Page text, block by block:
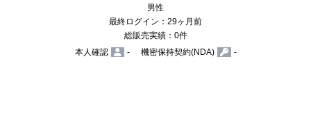
男性
最終ログイン：29ヶ月前
総販売実績：0件
本人確認
- 機密保持契約(NDA) -